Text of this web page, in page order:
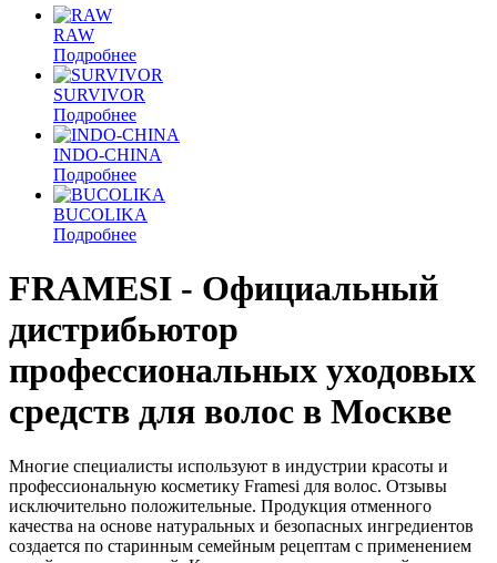
RAW
Подробнее
SURVIVOR
Подробнее
INDO-CHINA
Подробнее
BUCOLIKA
Подробнее
FRAMESI - Официальный
дистрибьютор
профессиональных уходовых
средств для волос в Москве
Многие специалисты используют в индустрии красоты и
профессиональную косметику Framesi для волос. Отзывы
исключительно положительные. Продукция отменного
качества на основе натуральных и безопасных ингредиентов
создается по старинным семейным рецептам с применением